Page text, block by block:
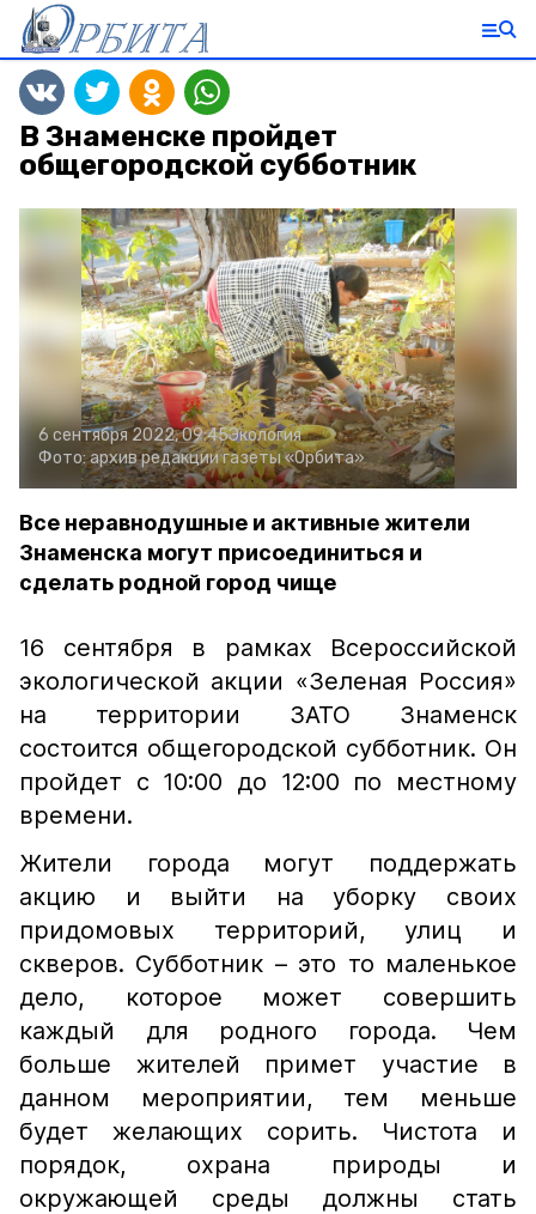
В Знаменске пройдет
общегородской субботник
6 сентября 2022, 09:45Экология
Фото:архив редакции газеты «Орбита»
Все неравнодушные и активные жители
Знаменска могут присоединиться и
сделать родной город чище
16 сентября в рамках Всероссийской
экологической акции «Зеленая Россия»
на территории ЗАТО Знаменск
состоится общегородской субботник. Он
пройдет с 10:00 до 12:00 по местному
времени.
Жители города могут поддержать
акцию и выйти на уборку своих
придомовых территорий, улиц и
скверов. Субботник – это то маленькое
дело, которое может совершить
каждый для родного города. Чем
больше жителей примет участие в
данном мероприятии, тем меньше
будет желающих сорить. Чистота и
порядок, охрана природы и
окружающей среды должны стать